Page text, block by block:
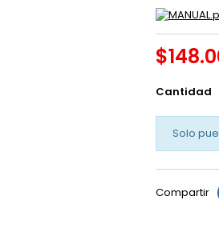
Cantidad
Solo
Compartir